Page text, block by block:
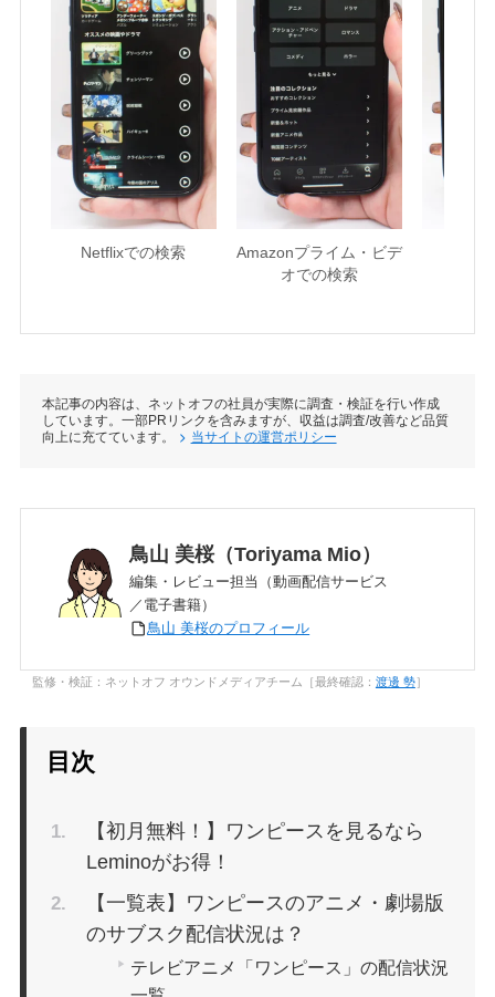
Netflixでの検索
Amazonプライム・ビデ
オでの検索
本記事の内容は、ネットオフの社員が実際に調査・検証を行い作成
しています。一部PRリンクを含みますが、収益は調査/改善など品質
向上に充てています。
当サイトの運営ポリシー
鳥山 美桜（Toriyama Mio）
編集・レビュー担当（動画配信サービス
／電子書籍）
鳥山 美桜のプロフィール
監修・検証：ネットオフ オウンドメディアチーム［最終確認： 渡邊 勢］
目次
【初月無料！】ワンピースを見るなら
Leminoがお得！
【一覧表】ワンピースのアニメ・劇場版
のサブスク配信状況は？
テレビアニメ「ワンピース」の配信状況